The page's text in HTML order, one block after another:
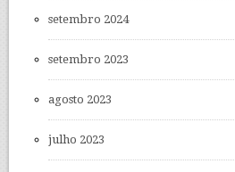
setembro 2024
setembro 2023
agosto 2023
julho 2023